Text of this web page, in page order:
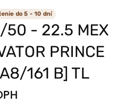
do 5 - 10 dní
50 - 22.5 MEX
PRINCE
161 B] TL